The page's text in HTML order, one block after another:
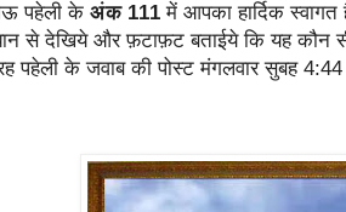
पहेली के अंक 111 में आपका हार्दिक
से देखिये और फ़टाफ़ट बताईये कि यह कौन
पहेली के जवाब की पोस्ट मंगलवार सुबह